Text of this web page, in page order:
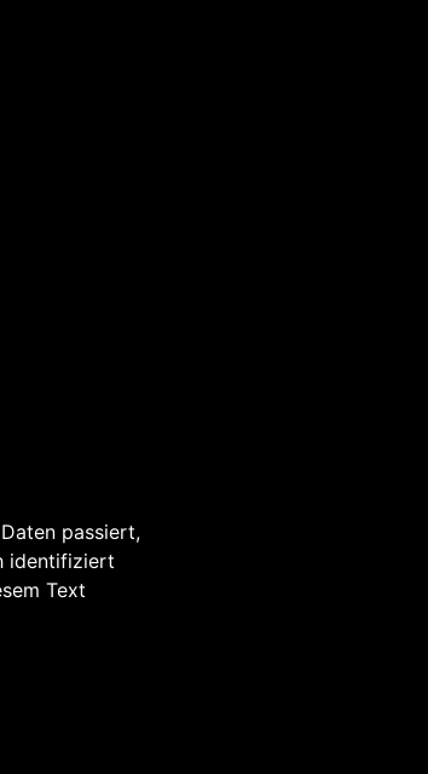
passiert,
identifiziert
Text